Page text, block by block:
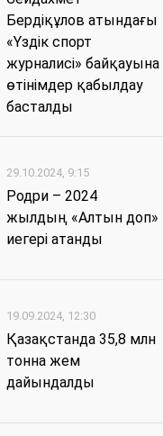
Бердіқұлов атындағы
«Үздік спорт
журналисі» байқауына
өтінімдер қабылдау
басталды
29.10.2024, 9:15
Родри – 2024
жылдың «Алтын доп»
иегері атанды
19.09.2024, 12:30
Қазақстанда 35,8 млн
тонна жем
дайындалды